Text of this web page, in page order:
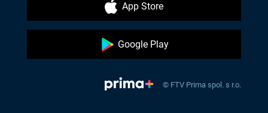
App Store
Google Play
© FTV Prima spol. s r.o.